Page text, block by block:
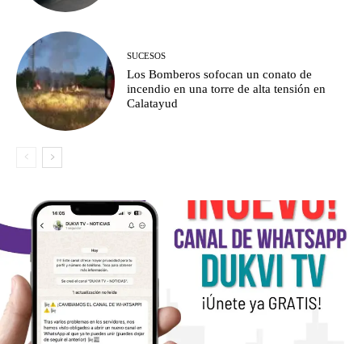
SUCESOS
Los Bomberos sofocan un conato de
incendio en una torre de alta tensión en
Calatayud